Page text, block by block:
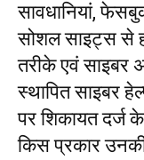
सावधानियां,
सोशल साइट्स से
तरीके एवं साइबर
स्थापित साइबर
पर शिकायत दर्ज
किस प्रकार